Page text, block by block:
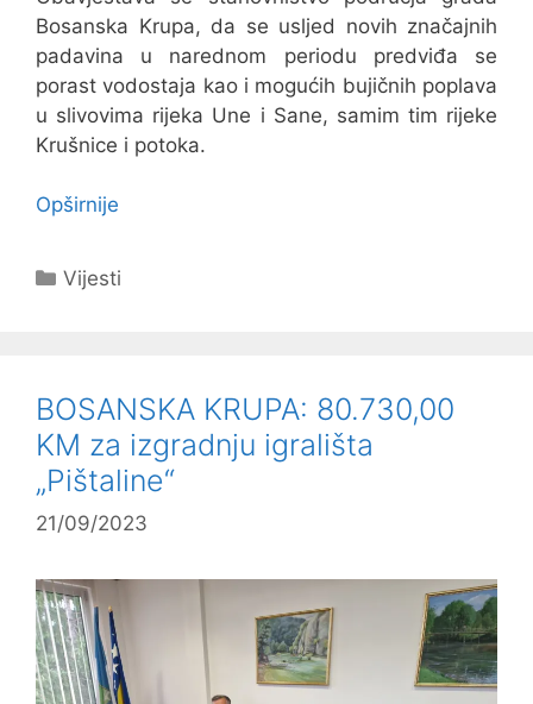
Bosanska Krupa, da se usljed novih značajnih
padavina u narednom periodu predviđa se
porast vodostaja kao i mogućih bujičnih poplava
u slivovima rijeka Une i Sane, samim tim rijeke
Krušnice i potoka.
Opširnije
Kategorije
Vijesti
BOSANSKA KRUPA: 80.730,00
KM za izgradnju igrališta
„Pištaline“
21/09/2023